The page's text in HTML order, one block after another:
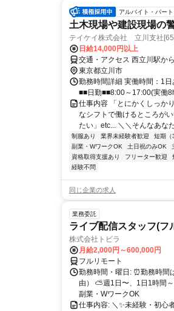
アルバイト・パート
土木現場や建設現場の
テイケイ株式会社 立川支社
日給14,000円以上
交通・アクセス 西立川駅か
東京都立川市
勤務時間詳細 実働時間：1
■■日勤■■8:00～17:00(実働
仕事内容 「とにかくしっか
なシフトで働けるところが
たい」etc... ＼＼そんなあな
制服あり 業界未経験者歓迎 短期（
副業・WワークOK
土日祝のみOK
資格取得支援あり
フリーター歓迎
経験不問
同じ企業の求人
業務委託
ライブ配信スタッフ(フ
株式会社トビラ
月給2,000円～600,000円
フルリモート
勤務時間・曜日: ⏰勤務時間
由） ⛅週1日〜、1日1時間
副業・WワークOK
仕事内容: ＼✨未経験・初心